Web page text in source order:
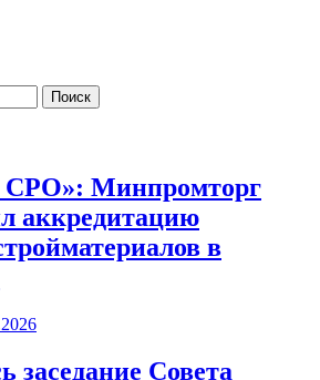
СРО»: Минпромторг
аккредитацию
в
заседание Совета